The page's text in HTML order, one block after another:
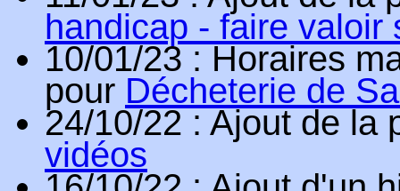
handicap - faire valoir
10/01/23 : Horaires
pour Décheterie de
24/10/22 : Ajout de la
vidéos